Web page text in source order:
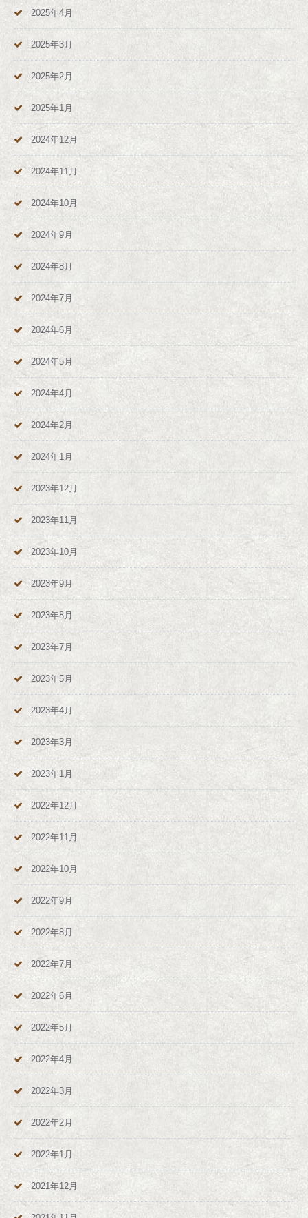
2025年4月
2025年3月
2025年2月
2025年1月
2024年12月
2024年11月
2024年10月
2024年9月
2024年8月
2024年7月
2024年6月
2024年5月
2024年4月
2024年2月
2024年1月
2023年12月
2023年11月
2023年10月
2023年9月
2023年8月
2023年7月
2023年5月
2023年4月
2023年3月
2023年1月
2022年12月
2022年11月
2022年10月
2022年9月
2022年8月
2022年7月
2022年6月
2022年5月
2022年4月
2022年3月
2022年2月
2022年1月
2021年12月